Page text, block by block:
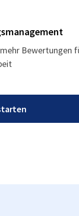
Bewertungen